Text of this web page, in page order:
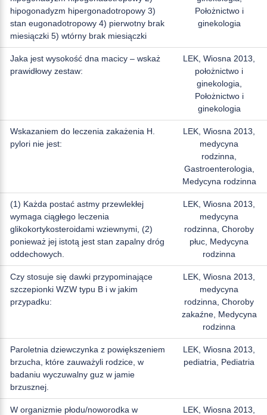
hipogonadyzm hipergonadotropowy 3)
stan eugonadotropowy 4) pierwotny brak
miesiączki 5) wtórny brak miesiączki
Położnictwo i
ginekologia
Jaka jest wysokość dna macicy – wskaż
prawidłowy zestaw:
LEK, Wiosna 2013,
położnictwo i
ginekologia,
Położnictwo i
ginekologia
Wskazaniem do leczenia zakażenia H.
pylori nie jest:
LEK, Wiosna 2013,
medycyna
rodzinna,
Gastroenterologia,
Medycyna rodzinna
(1) Każda postać astmy przewlekłej
wymaga ciągłego leczenia
glikokortykosteroidami wziewnymi, (2)
ponieważ jej istotą jest stan zapalny dróg
oddechowych.
LEK, Wiosna 2013,
medycyna
rodzinna, Choroby
płuc, Medycyna
rodzinna
Czy stosuje się dawki przypominające
szczepionki WZW typu B i w jakim
przypadku:
LEK, Wiosna 2013,
medycyna
rodzinna, Choroby
zakaźne, Medycyna
rodzinna
Paroletnia dziewczynka z powiększeniem
brzucha, które zauważyli rodzice, w
badaniu wyczuwalny guz w jamie
brzusznej.
LEK, Wiosna 2013,
pediatria, Pediatria
W organizmie płodu/noworodka w
LEK, Wiosna 2013,